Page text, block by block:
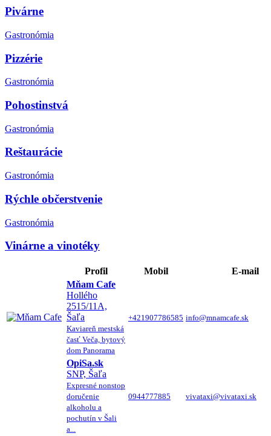
Pivárne
Gastronómia
Pizzérie
Gastronómia
Pohostinstvá
Gastronómia
Reštaurácie
Gastronómia
Rýchle občerstvenie
Gastronómia
Vinárne a vinotéky
Profil Mobil
E-mail
Mňam Cafe
Hollého
2515/11A,
Šaľa
Kaviareň mestská
časť Veča, bytový
dom Panorama
+421907786585 info@mnamcafe.sk
OpiSa.sk
SNP, Šaľa
Expresné nonstop
doručenie
alkoholu a
pochutín v Šali
a...
0944777885 vivataxi@vivataxi.sk